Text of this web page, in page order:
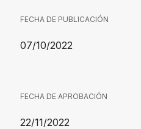
FECHA DE PUBLICACIÓN
07/10/2022
FECHA DE APROBACIÓN
22/11/2022